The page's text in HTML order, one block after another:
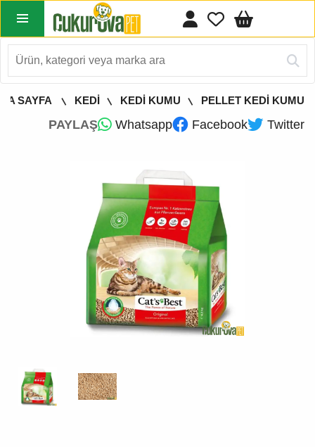
SAYFA KEDİ KEDİ KUMU PELLET KEDİ KUMU
PAYLAŞ Whatsapp Facebook Twitter